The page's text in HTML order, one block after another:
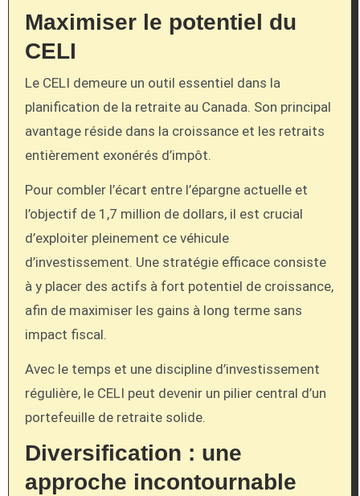
Maximiser le potentiel du
CELI
Le CELI demeure un outil essentiel dans la
planification de la retraite au Canada. Son principal
avantage réside dans la croissance et les retraits
entièrement exonérés d’impôt.
Pour combler l’écart entre l’épargne actuelle et
l’objectif de 1,7 million de dollars, il est crucial
d’exploiter pleinement ce véhicule
d’investissement. Une stratégie efficace consiste
à y placer des actifs à fort potentiel de croissance,
afin de maximiser les gains à long terme sans
impact fiscal.
Avec le temps et une discipline d’investissement
régulière, le CELI peut devenir un pilier central d’un
portefeuille de retraite solide.
Diversification : une
approche incontournable